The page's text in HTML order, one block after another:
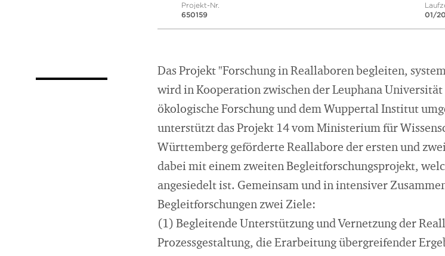
Projekt-Nr.
650159
01/
Das Projekt "Forschung in Reallaboren begleiten,
wird in Kooperation zwischen der Leuphana
ökologische Forschung und dem Wuppertal Institut
unterstützt das Projekt 14 vom Ministerium für
Württemberg geförderte Reallabore der ersten und
dabei mit einem zweiten Begleitforschungsprojekt,
angesiedelt ist. Gemeinsam und in intensiver
Begleitforschungen zwei Ziele:
(1) Begleitende Unterstützung und Vernetzung der
Prozessgestaltung, die Erarbeitung übergreifender